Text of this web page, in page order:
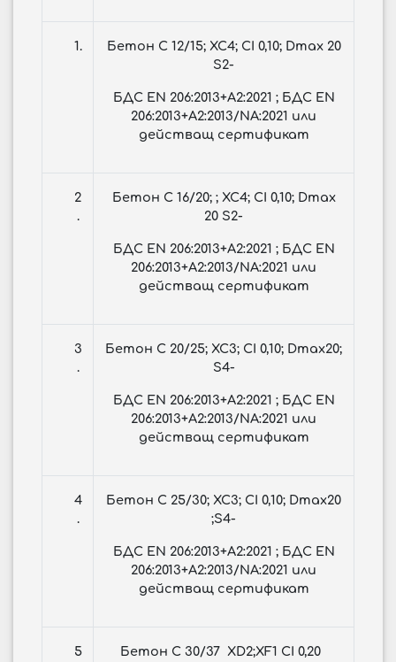
1.
Бетон С 12/15; ХС4; CI 0,10; Dmax 20
S2-
БДС EN 206:2013+A2:2021 ; БДС EN
206:2013+A2:2013/NA:2021 или
действащ сертификат
2
.
Бетон С 16/20; ; ХС4; CI 0,10; Dmax
20 S2-
БДС EN 206:2013+A2:2021 ; БДС EN
206:2013+A2:2013/NA:2021 или
действащ сертификат
3
.
Бетон С 20/25; XC3; CI 0,10; Dmax20;
S4-
БДС EN 206:2013+A2:2021 ; БДС EN
206:2013+A2:2013/NA:2021 или
действащ сертификат
4
.
Бетон С 25/30; XC3; CI 0,10; Dmax20
;S4-
БДС EN 206:2013+A2:2021 ; БДС EN
206:2013+A2:2013/NA:2021 или
действащ сертификат
5
Бетон С 30/37 XD2;XF1 CI 0,20